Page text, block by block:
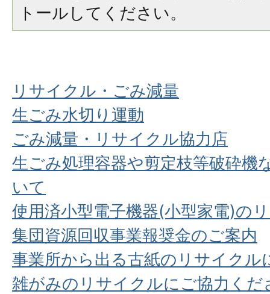
トールしてください。
リサイクル・ごみ減量
生ごみ水切り運動
ごみ減量・リサイクル協力店
生ごみ処理容器や剪定枝等破砕機
いて
使用済小型電子機器(小型家電)の
集団資源回収事業報奨金のご案内
事業所から出る古紙のリサイクル
雑がみのリサイクルにご協力くだ